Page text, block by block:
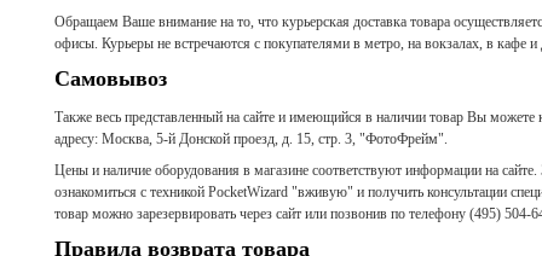
Обращаем Ваше внимание на то, что курьерская доставка товара
офисы. Курьеры не встречаются с покупателями в метро, на вокзалах, в кафе
Самовывоз
Также весь представленный на сайте и имеющийся в наличии товар Вы можете
адресу: Москва, 5-й Донской проезд, д. 15, стр. 3, "ФотоФрейм".
Цены и наличие оборудования в магазине соответствуют информации на
ознакомиться с техникой PocketWizard "вживую" и получить консультации
товар можно зарезервировать через сайт или позвонив по телефону (495) 504-
Правила возврата товара